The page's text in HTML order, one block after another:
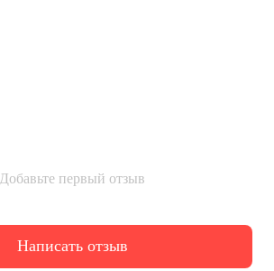
Добавьте первый отзыв
Написать отзыв